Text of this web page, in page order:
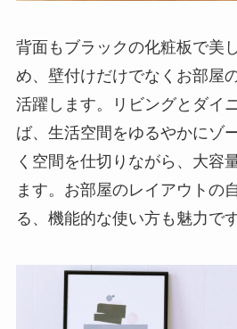
背面もブラックの化粧板で美
め、壁付けだけでなくお部屋
活躍します。リビングとダイ
ば、生活空間をゆるやかにゾ
く空間を仕切りながら、大容
ます。お部屋のレイアウトの
る、機能的な使い方も魅力です